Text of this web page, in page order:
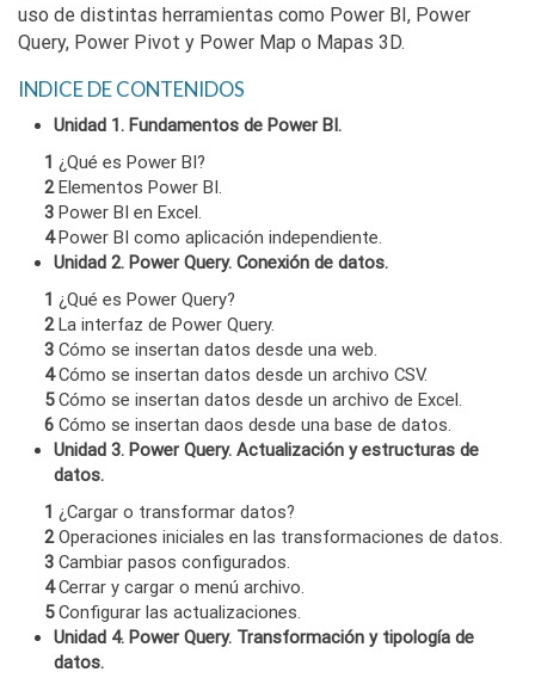
uso de distintas herramientas como Power BI, Power
Query, Power Pivot y Power Map o Mapas 3D.
INDICE DE CONTENIDOS
Unidad 1. Fundamentos de Power BI.
1 ¿Qué es Power BI?
2Elementos Power BI.
3 Power BI en Excel.
4Power BI como aplicación independiente.
Unidad 2. Power Query. Conexión de datos.
1 ¿Qué es Power Query?
2La interfaz de Power Query.
3 Cómo se insertan datos desde una web.
4Cómo se insertan datos desde un archivo CSV.
5Cómo se insertan datos desde un archivo de Excel.
6 Cómo se insertan daos desde una base de datos.
Unidad 3. Power Query. Actualización y estructuras de
datos.
1 ¿Cargar o transformar datos?
2Operaciones iniciales en las transformaciones de datos.
3 Cambiar pasos configurados.
4Cerrar y cargar o menú archivo.
5Configurar las actualizaciones.
Unidad 4. Power Query. Transformación y tipología de
datos.